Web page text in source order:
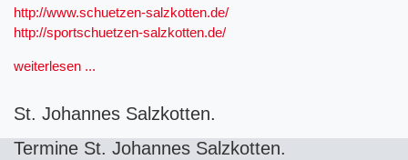
http://www.schuetzen-salzkotten.de/
http://sportschuetzen-salzkotten.de/
weiterlesen ...
St. Johannes Salzkotten
Termine St. Johannes Salzkotten